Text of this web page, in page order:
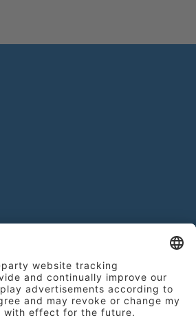
Hinderer + Mühlich
GmbH & Co. KG